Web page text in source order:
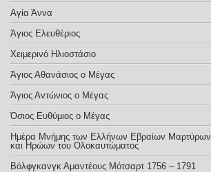
Αγία Άννα
Άγιος Ελευθέριος
Χειμερινό Ηλιοστάσιο
Άγιος Αθανάσιος ο Μέγας
Άγιος Αντώνιος ο Μέγας
Όσιος Ευθύμιος ο Μέγας
Ημέρα Μνήμης των Ελλήνων Εβραίων Μαρτύρων
και Ηρώων του Ολοκαυτώματος
Βόλφγκανγκ Αμαντέους Μότσαρτ 1756 – 1791